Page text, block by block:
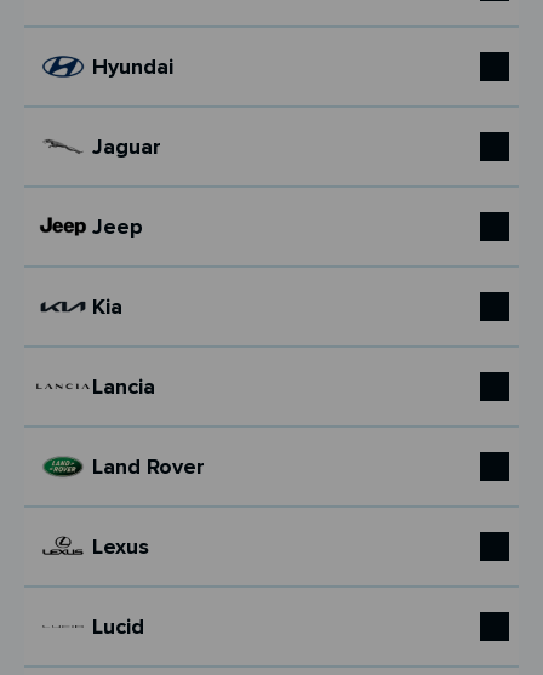
Hyundai
Jaguar
Jeep
Kia
Lancia
Land Rover
Lexus
Lucid